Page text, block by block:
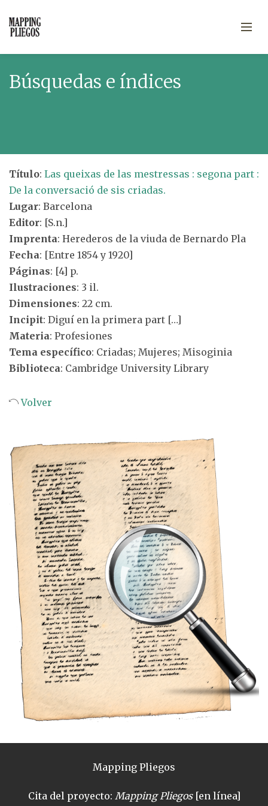
Búsquedas e índices
Título: Las queixas de las mestressas : segona part :
De la conversació de sis criadas.
Lugar: Barcelona
Editor: [S.n.]
Imprenta: Herederos de la viuda de Bernardo Pla
Fecha: [Entre 1854 y 1920]
Páginas: [4] p.
Ilustraciones: 3 il.
Dimensiones: 22 cm.
Incipit: Diguí en la primera part […]
Materia: Profesiones
Tema específico: Criadas; Mujeres; Misoginia
Biblioteca: Cambridge University Library
Volver
Mapping Pliegos
Cita del proyecto: Mapping Pliegos[en línea]